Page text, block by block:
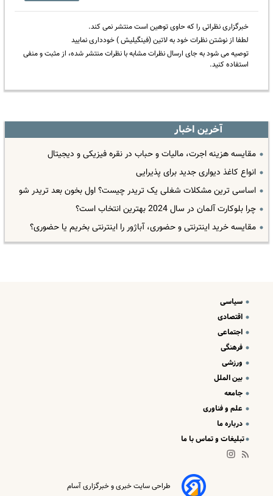
خبرگزاری نظراتی را که حاوی توهین است منتشر نمی کند.
لطفا از نوشتن نظرات خود به لاتین (فینگیلیش ) خودداری نمایید
توصیه می شود به جای ارسال نظرات مشابه با نظرات منتشر شده، از مثبت و منفی
استفاده کنید.
آخرین اخبار
مقایسه هزینه اجرت، مالیات و حباب در نقره فیزیکی و دیجیتال
انواع کاغذ دیواری جدید برای پذیرایی
اساسی ترین مشکلات شغلی یک تریدر چیست؟ اول بخون بعد تریدر شو
چرا بلوکارت آلمان در سال 2024 بهترین انتخاب است؟
مقایسه خرید اینترنتی و حضوری، آباژور را اینترنتی بخریم یا حضوری؟
سیاسی
اقتصادی
اجتماعی
فرهنگی
ورزشی
بین الملل
جامعه
علم و فناوری
درباره ما
تبلیغات و تماس با ما
طراحی سایت خبری و خبرگزاری آسام